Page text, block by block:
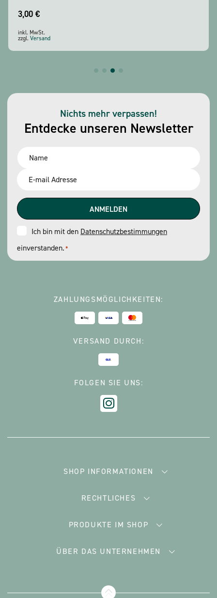
3,00 €
inkl. MwSt.
zzgl. Versand
Entdecke unseren Newsletter
Nichts mehr verpassen!
Consent
*
Ich bin mit den Datenschutzbestimmungen
einverstanden.*
ZAHLUNGSMÖGLICHKEITEN:
VERSAND DURCH:
FOLGEN SIE UNS:
SHOP INFORMATIONEN
RECHTLICHES
PRODUKTE IM SHOP
ÜBER DAS UNTERNEHMEN